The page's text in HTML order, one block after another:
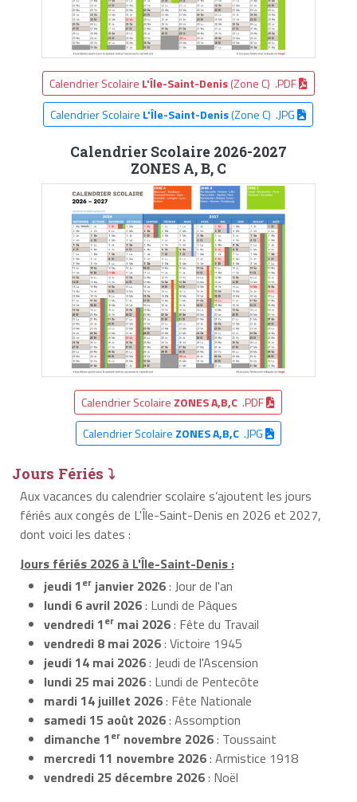
Calendrier Scolaire L'Île-Saint-Denis(Zone C) .PDF
Calendrier Scolaire L'Île-Saint-Denis(Zone C) .JPG
Calendrier Scolaire 2026-2027
ZONES A, B, C
Calendrier Scolaire ZONES A,B,C .PDF
Calendrier Scolaire ZONES A,B,C.JPG
Jours Fériés ⤵
Aux vacances du calendrier scolaire s’ajoutent les jours
fériés aux congés de L'Île-Saint-Denis en 2026 et 2027,
dont voici les dates :
Jours fériés 2026 à L'Île-Saint-Denis :
jeudi 1er janvier 2026: Jour de l'an
lundi 6 avril 2026: Lundi de Pâques
vendredi 1er mai 2026: Fête du Travail
vendredi 8 mai 2026: Victoire 1945
jeudi 14 mai 2026: Jeudi de l'Ascension
lundi 25 mai 2026: Lundi de Pentecôte
mardi 14 juillet 2026: Fête Nationale
samedi 15 août 2026: Assomption
dimanche 1er novembre 2026: Toussaint
mercredi 11 novembre 2026: Armistice 1918
vendredi 25 décembre 2026: Noël